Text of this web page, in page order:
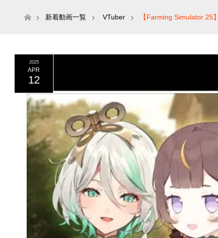
ホーム新着動画一覧 VTuber 【Farming Simulator
2025
APR
12